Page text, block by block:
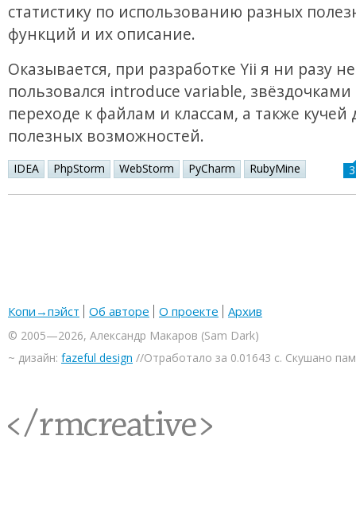
статистику по использованию разных
функций и их описание.
Оказывается, при разработке Yii я ни разу не
пользовался introduce variable,
переходе к файлам и классам, а также кучей
полезных возможностей.
IDEA PhpStorm WebStorm PyCharm RubyMine
Копи→пэйст Об авторе О проекте Архив
© 2005—2026, Александр Макаров (Sam Dark)
~ дизайн: fazeful design //Отработало за 0.01643 с. Скушано
<rmcreative/>